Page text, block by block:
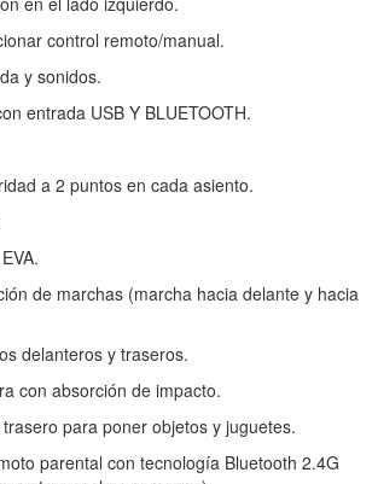
control remoto/manual.
y sonidos.
entrada USB Y BLUETOOTH.
a 2 puntos en cada asiento.
de marchas (marcha hacia delante y hacia
delanteros y traseros.
con absorción de impacto.
para poner objetos y juguetes.
parental con tecnología Bluetooth 2.4G